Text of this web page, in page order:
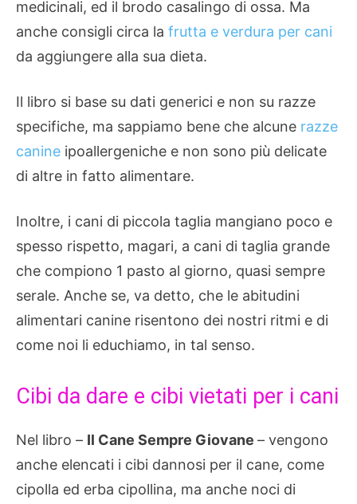
medicinali, ed il brodo casa­lingo di ossa. Ma
anche consigli circa la frutta e verdura per cani
da aggiungere alla sua dieta.
Il libro si base su dati generici e non su razze
specifiche, ma sappiamo bene che alcune razze
canine ipoallergeniche e non sono più delicate
di altre in fatto alimentare.
Inoltre, i cani di piccola taglia mangiano poco e
spesso rispetto, magari, a cani di taglia grande
che compiono 1 pasto al giorno, quasi sempre
serale. Anche se, va detto, che le abitudini
alimentari canine risentono dei nostri ritmi e di
come noi li educhiamo, in tal senso.
Cibi da dare e cibi vietati per i cani
Nel libro – Il Cane Sempre Giovane – vengono
anche elencati i cibi dannosi per il cane, come
cipolla ed erba cipollina, ma anche noci di